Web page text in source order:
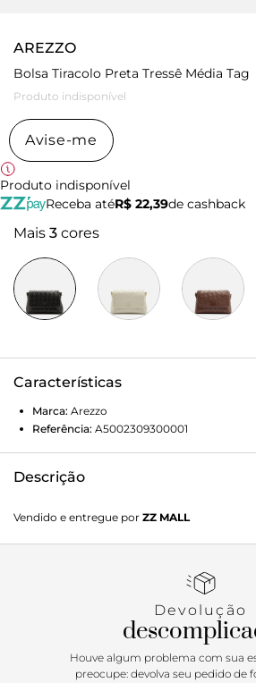
AREZZO
Bolsa Tiracolo Preta Tressê Média Tag
Produto indisponível
Avise-me
Produto indisponível
Receba atéR$ 22,39de cashback
Mais 3 cores
Características
Marca: Arezzo
Referência: A5002309300001
Descrição
formato estruturado e acabamento em
lateral longa com regulagem, fecho
Vendido e entregue por ZZ MALL
Devolução
Houve algum problema com sua
preocupe: devolva seu pedido de